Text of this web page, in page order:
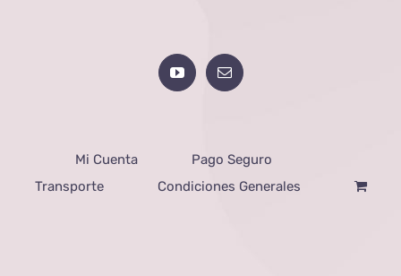
Mi Cuenta
Pago Seguro
Transporte
Condiciones Generales